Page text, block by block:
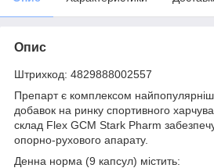
Опис
Штрихкод: 4829888002557
Препарт є комплексом
добавок на ринку спортивного
склад Flex GCM Stark Pharm
опорно-рухового апарату.
Денна норма (9 капсул) містить: